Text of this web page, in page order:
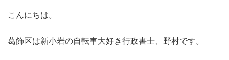
こんにちは。
葛飾区は新小岩の自転車大好き行政書士、野村です。